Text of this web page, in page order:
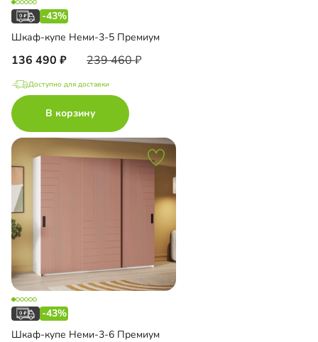
-43%
Шкаф-купе Неми-3-5 Премиум
136 490 239 460
Доступно для доставки
В корзину
-43%
Шкаф-купе Неми-3-6 Премиум